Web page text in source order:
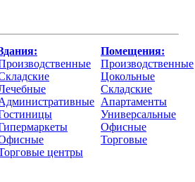
центры
Помещения:
Производственные
Цокольные
Складские
Апартаменты
Универсальные
Офисные
Торговые